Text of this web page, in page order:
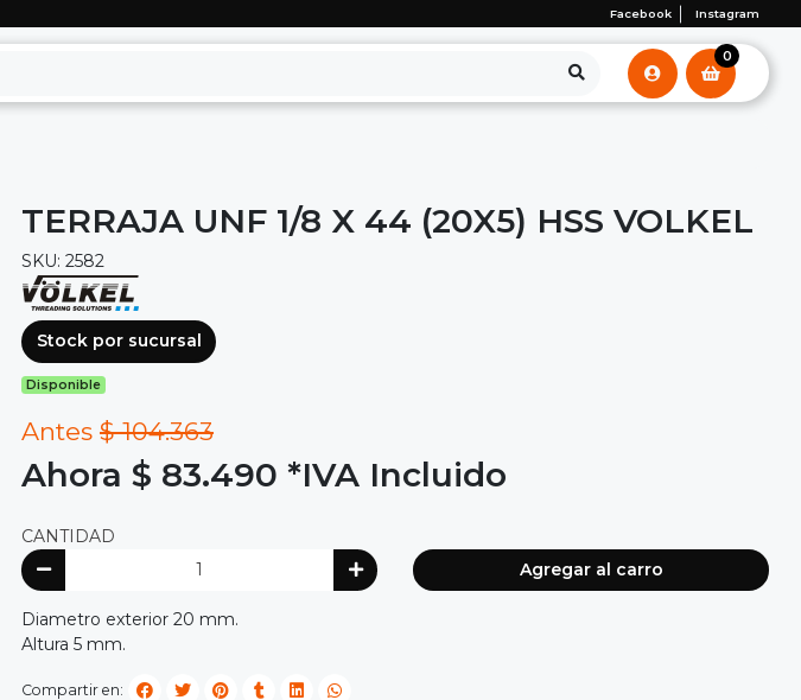
Facebook Instagram
0
TERRAJA UNF 1/8 X 44 (20X5) HSS VOLKEL
SKU: 2582
Stock por sucursal
Disponible
Antes $ 104.363
Ahora $ 83.490 *IVA Incluido
CANTIDAD
Agregar al carro
Diametro exterior 20 mm.
Altura 5 mm.
Compartir en: